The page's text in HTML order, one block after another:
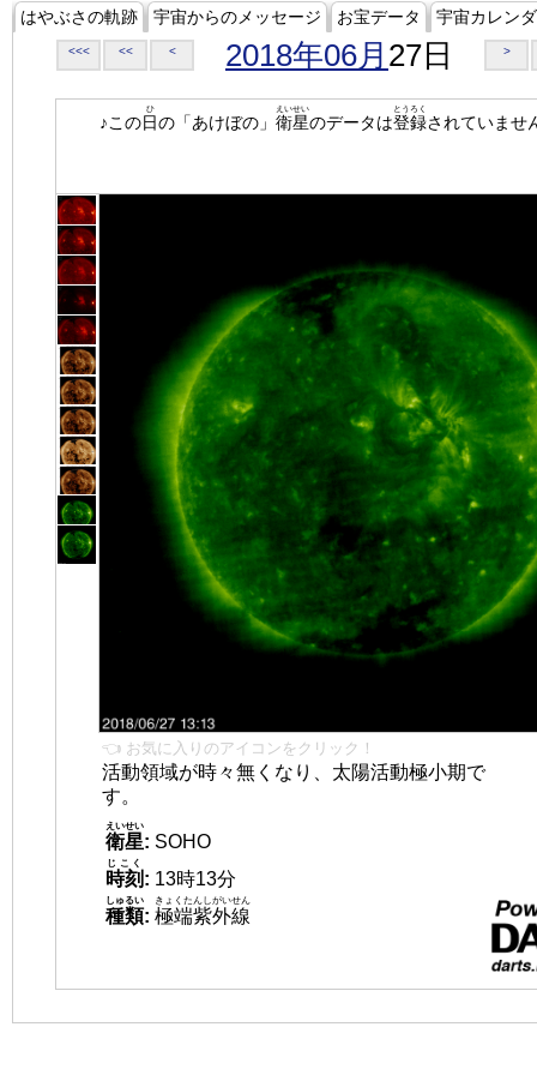
はやぶさの軌跡 宇宙からのメッセージ お宝データ 宇宙カレン
<<< << < 2018年06月 27日 >
♪この日
ひ
の「あけぼの」 衛星
えいせい
のデータは登録
とうろく
されていませ
👈 お気に入りのアイコンをクリック！
活動領域が時々無くなり、太陽活動極小期で
す。
衛星
えいせい
: SOHO
時刻
じこく
: 13時13分
種類
しゅるい
: 極端紫外線
きょくたんしがいせん